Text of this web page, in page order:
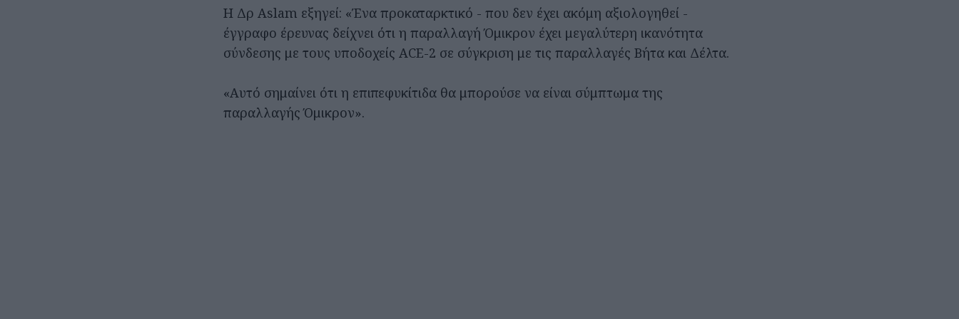
Η Δρ Aslam εξηγεί: «Ένα προκαταρκτικό - που δεν έχει ακόμη αξιολογηθεί -
έγγραφο έρευνας δείχνει ότι η παραλλαγή Όμικρον έχει μεγαλύτερη ικανότητα
σύνδεσης με τους υποδοχείς ACE-2 σε σύγκριση με τις παραλλαγές Βήτα και Δέλτα.
«Αυτό σημαίνει ότι η επιπεφυκίτιδα θα μπορούσε να είναι σύμπτωμα της
παραλλαγής Όμικρον».